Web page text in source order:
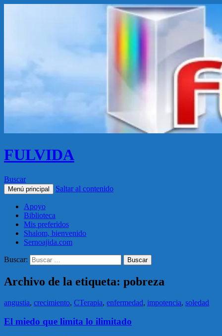
FULVIDA
Buscar
Menú principal Saltar al contenido
Apoyo
Biblioteca
Mis preferidos
Shalom, bienvenido
Sernoajida.com
Buscar:
Archivo de la etiqueta: pobreza
angustia, crecimiento, CTerapia, enfermedad, impotencia, soledad
El miedo que limita lo ilimitado